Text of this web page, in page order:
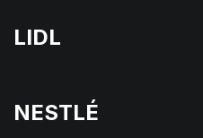
LIDL
NESTLÉ